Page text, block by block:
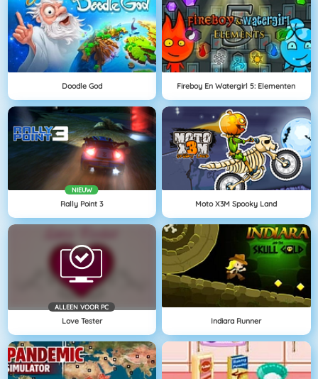
Doodle God Fireboy En Watergirl 5: Elementen
NIEUW
Rally Point 3 Moto X3M Spooky Land
ALLEEN VOOR PC
Love Tester Indiara Runner